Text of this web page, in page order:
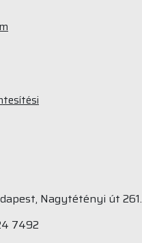
Nagytétényi út 261.
7492